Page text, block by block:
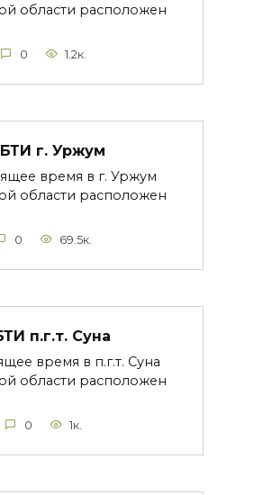
области расположен
0 1.2к.
БТИ г. Уржум
время в г. Уржум
области расположен
0 69.5к.
п.г.т. Суна
время в п.г.т. Суна
области расположен
0 1к.